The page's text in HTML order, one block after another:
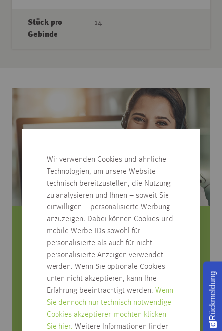
Wir verwenden Cookies und ähnliche
Technologien, um unsere Website
technisch bereitzustellen, die Nutzung
zu analysieren und Ihnen – soweit Sie
einwilligen – personalisierte Werbung
anzuzeigen. Dabei können Cookies und
mobile Werbe-IDs sowohl für
personalisierte als auch für nicht
personalisierte Anzeigen verwendet
werden. Wenn Sie optionale Cookies
unten nicht akzeptieren, kann Ihre
Erfahrung beeinträchtigt werden. Wenn
Sie dennoch nur technisch notwendige
Cookies akzeptieren möchten klicken
Sie hier. Weitere Informationen finden
Sie haben Fragen zum Produkt?
Rufen Sie uns an, wir beraten Sie gerne!
0751/4004-545
produktfrage@habisreutinger.de
Samstag von 08:30 bis 12:30 Uhr
Stück pro
Gebinde
14
Rückmeldung